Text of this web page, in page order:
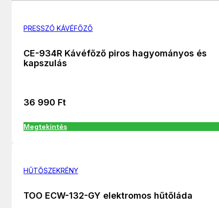
PRESSZÓ KÁVÉFŐZŐ
CE-934R Kávéfőző piros hagyományos és
kapszulás
36 990 Ft
Megtekintés
HŰTŐSZEKRÉNY
TOO ECW-132-GY elektromos hűtőláda